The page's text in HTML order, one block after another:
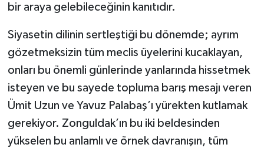
bir araya gelebileceğinin kanıtıdır.
​Siyasetin dilinin sertleştiği bu dönemde; ayrım
gözetmeksizin tüm meclis üyelerini kucaklayan,
onları bu önemli günlerinde yanlarında hissetmek
isteyen ve bu sayede topluma barış mesajı veren
Ümit Uzun ve Yavuz Palabaş’ı yürekten kutlamak
gerekiyor. Zonguldak’ın bu iki beldesinden
yükselen bu anlamlı ve örnek davranışın, tüm